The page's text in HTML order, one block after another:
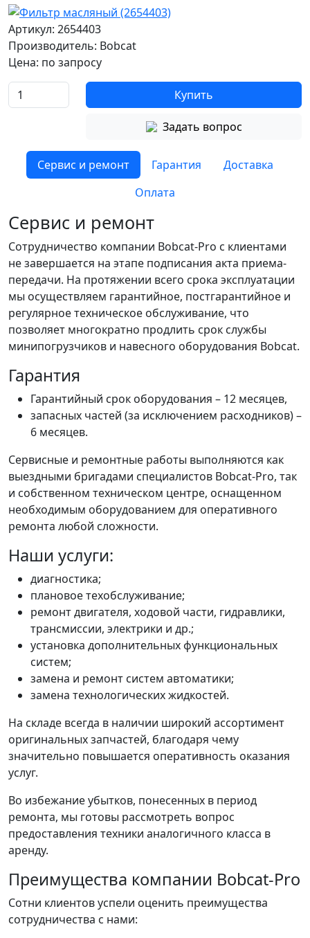
Артикул: 2654403
Производитель: Bobcat
Цена: по запросу
Купить
Задать вопрос
Сервис и ремонт Гарантия
Доставка
Оплата
Сервис и ремонт
Сотрудничество компании Bobcat-Pro с клиентами
не завершается на этапе подписания акта приема-
передачи. На протяжении всего срока эксплуатации
мы осуществляем гарантийное, постгарантийное и
регулярное техническое обслуживание, что
позволяет многократно продлить срок службы
минипогрузчиков и навесного оборудования Bobcat.
Гарантия
Гарантийный срок оборудования – 12 месяцев,
запасных частей (за исключением расходников) –
6 месяцев.
Сервисные и ремонтные работы выполняются как
выездными бригадами специалистов Bobcat-Pro, так
и собственном техническом центре, оснащенном
необходимым оборудованием для оперативного
ремонта любой сложности.
Наши услуги:
диагностика;
плановое техобслуживание;
ремонт двигателя, ходовой части, гидравлики,
трансмиссии, электрики и др.;
установка дополнительных функциональных
систем;
замена и ремонт систем автоматики;
замена технологических жидкостей.
На складе всегда в наличии широкий ассортимент
оригинальных запчастей, благодаря чему
значительно повышается оперативность оказания
услуг.
Во избежание убытков, понесенных в период
ремонта, мы готовы рассмотреть вопрос
предоставления техники аналогичного класса в
аренду.
Преимущества компании Bobcat-Pro
Сотни клиентов успели оценить преимущества
сотрудничества с нами: